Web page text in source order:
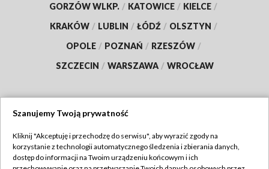
GORZÓW WLKP. / KATOWICE / KIELCE /
KRAKÓW / LUBLIN / ŁÓDŹ / OLSZTYN /
OPOLE / POZNAŃ / RZESZÓW /
SZCZECIN / WARSZAWA / WROCŁAW
TVP
Szanujemy Twoją prywatność
Kliknij "Akceptuję i przechodzę do serwisu", aby wyrazić zgody na
korzystanie z technologii automatycznego śledzenia i zbierania danych,
dostęp do informacji na Twoim urządzeniu końcowym i ich